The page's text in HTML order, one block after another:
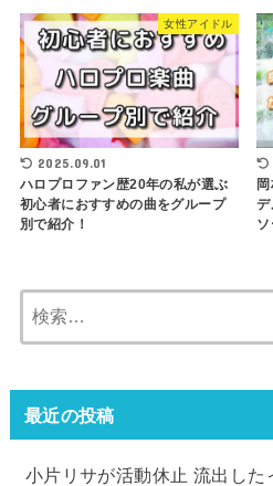
女性アイドル
2025.09.01
ハロプロファン歴20年の私が選ぶ
初心者におすすめの曲をグループ
別で紹介！
デ
索:
最近の投稿
小片リサが活動休止 流出した